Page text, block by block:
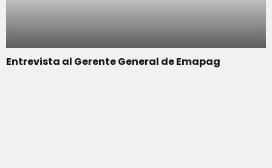
Entrevista al Gerente General de Emapag